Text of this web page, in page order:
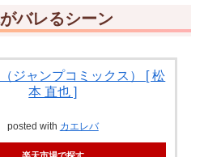
バレるシーン
ジャンプコミックス） [ 松
本 直也 ]
posted with カエレバ